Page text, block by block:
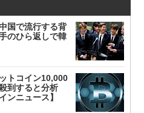
国で流行する背
のひら返しで韓
トコイン10,000
到すると分析
ンニュース】